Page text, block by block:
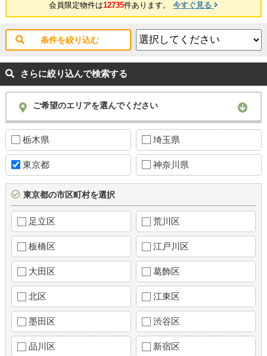
会員限定物件は12735件あります。 今すぐ見る
条件を絞り込む
さらに絞り込んで検索する
ご希望のエリアを選んでください
栃木県 埼玉県
東京都 神奈川県
東京都の市区町村を選択
足立区 荒川区
板橋区 江戸川区
大田区 葛飾区
北区 江東区
墨田区 渋谷区
品川区 新宿区